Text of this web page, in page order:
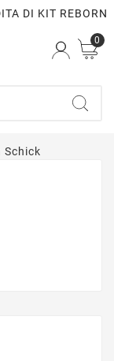
DI KIT REBORN
0
Schick